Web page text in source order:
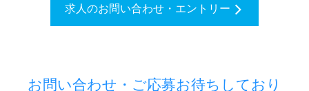
求人のお問い合わせ・エントリー
お問い合わせ・ご応募お待ちしており